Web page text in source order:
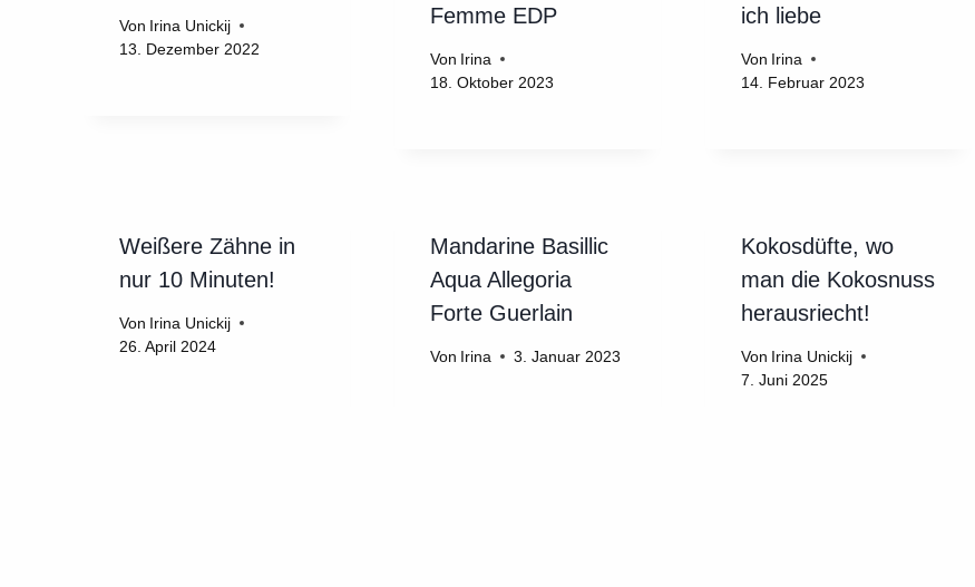
Von Irina Unickij
13. Dezember 2022
Femme EDP
Von Irina
18. Oktober 2023
ich liebe
Von Irina
14. Februar 2023
Weißere Zähne in
nur 10 Minuten!
Von Irina Unickij
26. April 2024
Mandarine Basillic
Aqua Allegoria
Forte Guerlain
Von Irina 3. Januar 2023
Kokosdüfte, wo
man die Kokosnuss
herausriecht!
Von Irina Unickij
7. Juni 2025